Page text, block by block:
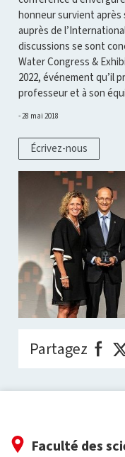
honneur survient
auprès de
discussions se sont
Water Congress &
2022, événement qu’il
professeur et à son
28 mai 2018
Écrivez-nous
Partagez
Faculté des